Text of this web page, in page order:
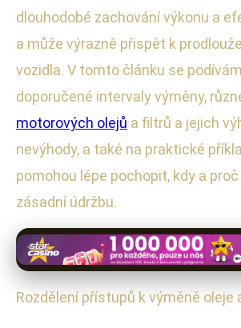
dlouhodobé zachování výkonu a
a může výrazně přispět k
vozidla. V tomto článku se
doporučené intervaly výměny,
motorových olejů a filtrů a jejich
nevýhody, a také na praktické
pomohou lépe pochopit, kdy a
zásadní údržbu.
Rozdělení přístupů k výměně oleje